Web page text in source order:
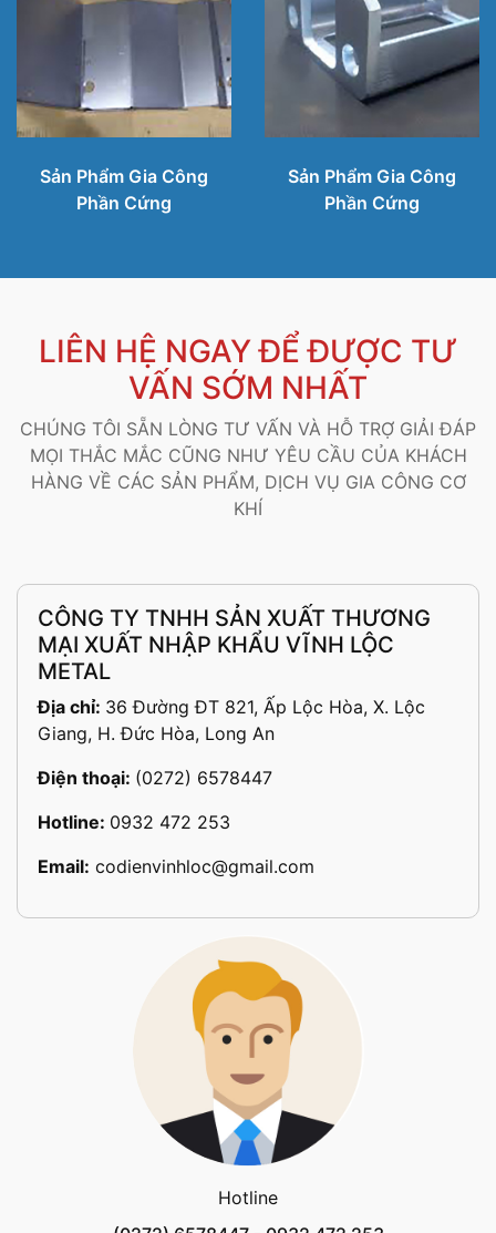
Sản Phẩm Gia Công
Phần Cứng
Sản Phẩm Gia Công
Phần Cứng
LIÊN HỆ NGAY ĐỂ ĐƯỢC TƯ
VẤN SỚM NHẤT
CHÚNG TÔI SẴN LÒNG TƯ VẤN VÀ HỖ TRỢ GIẢI ĐÁP
MỌI THẮC MẮC CŨNG NHƯ YÊU CẦU CỦA KHÁCH
HÀNG VỀ CÁC SẢN PHẨM, DỊCH VỤ GIA CÔNG CƠ
KHÍ
CÔNG TY TNHH SẢN XUẤT THƯƠNG
MẠI XUẤT NHẬP KHẨU VĨNH LỘC
METAL
Địa chỉ: 36 Đường ĐT 821, Ấp Lộc Hòa, X. Lộc
Giang, H. Đức Hòa, Long An
Điện thoại: (0272) 6578447
Hotline: 0932 472 253
Email: codienvinhloc@gmail.com
Hotline